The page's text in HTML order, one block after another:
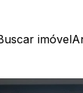
imóvel